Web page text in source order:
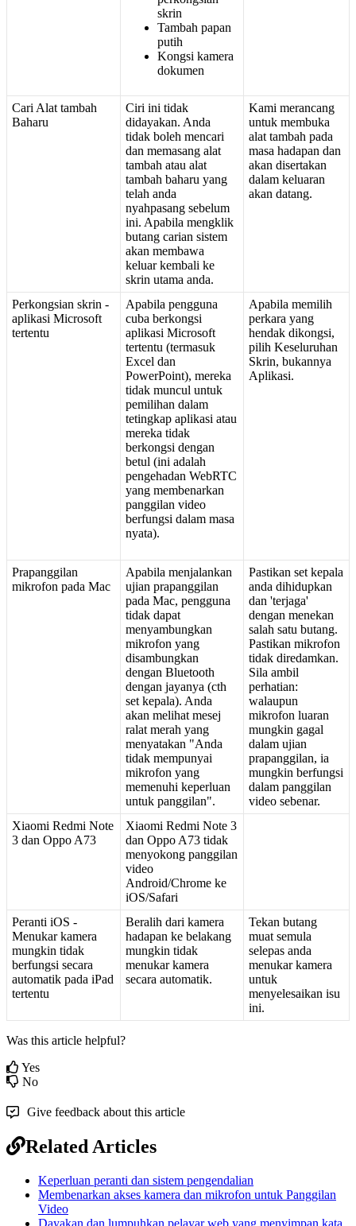
skrin
Tambah papan
putih
Kongsi kamera
dokumen
Cari Alat tambah
Baharu
Ciri ini tidak
didayakan. Anda
tidak boleh mencari
dan memasang alat
tambah atau alat
tambah baharu yang
telah anda
nyahpasang sebelum
ini. Apabila mengklik
butang carian sistem
akan membawa
keluar kembali ke
skrin utama anda.
Kami merancang
untuk membuka
alat tambah pada
masa hadapan dan
akan disertakan
dalam keluaran
akan datang.
Perkongsian skrin -
aplikasi Microsoft
tertentu
Apabila pengguna
cuba berkongsi
aplikasi Microsoft
tertentu (termasuk
Excel dan
PowerPoint), mereka
tidak muncul untuk
pemilihan dalam
tetingkap aplikasi atau
mereka tidak
berkongsi dengan
betul (ini adalah
pengehadan WebRTC
yang membenarkan
panggilan video
berfungsi dalam masa
nyata).
Apabila memilih
perkara yang
hendak dikongsi,
pilih Keseluruhan
Skrin, bukannya
Aplikasi.
Prapanggilan
mikrofon pada Mac
Apabila menjalankan
ujian prapanggilan
pada Mac, pengguna
tidak dapat
menyambungkan
mikrofon yang
disambungkan
dengan Bluetooth
dengan jayanya (cth
set kepala). Anda
akan melihat mesej
ralat merah yang
menyatakan "Anda
tidak mempunyai
mikrofon yang
memenuhi keperluan
untuk panggilan".
Pastikan set kepala
anda dihidupkan
dan 'terjaga'
dengan menekan
salah satu butang.
Pastikan mikrofon
tidak diredamkan.
Sila ambil
perhatian:
walaupun
mikrofon luaran
mungkin gagal
dalam ujian
prapanggilan, ia
mungkin berfungsi
dalam panggilan
video sebenar.
Xiaomi Redmi Note
3 dan Oppo A73
Xiaomi Redmi Note 3
dan Oppo A73 tidak
menyokong panggilan
video
Android/Chrome ke
iOS/Safari
Peranti iOS -
Menukar kamera
mungkin tidak
berfungsi secara
automatik pada iPad
tertentu
Beralih dari kamera
hadapan ke belakang
mungkin tidak
menukar kamera
secara automatik.
Tekan butang
muat semula
selepas anda
menukar kamera
untuk
menyelesaikan isu
ini.
Was this article helpful?
Yes
No
Give feedback about this article
Related Articles
Keperluan peranti dan sistem pengendalian
Membenarkan akses kamera dan mikrofon untuk Panggilan
Video
Dayakan dan lumpuhkan pelayar web yang menyimpan kata